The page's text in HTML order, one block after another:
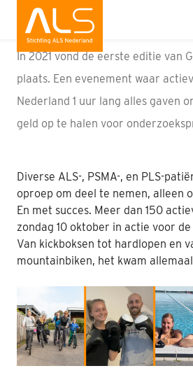
Wat is ALS
Wat kun jij doen
Onderzoek
Wat doen wij
Patiënten
Interviews
Nabestaanden
Webshop
Verbinden aan een evenement
In 2021 vond de eerste editie van
plaats. Een evenement waar
Nederland 1 uur lang alles gaven
geld op te halen voor
Diverse ALS-, PSMA-, en PLS-
oproep om deel te nemen, alleen
En met succes. Meer dan 150
zondag 10 oktober in actie voor
Van kickboksen tot hardlopen en
mountainbiken, het kwam